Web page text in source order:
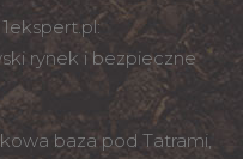
rynek i bezpieczne
baza pod Tatrami,